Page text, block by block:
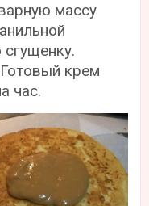
массу
крем
час.